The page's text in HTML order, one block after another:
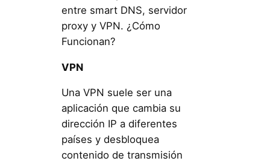
entre smart DNS, servidor
proxy y VPN. ¿Cómo
Funcionan?
VPN
Una VPN suele ser una
aplicación que cambia su
dirección IP a diferentes
países y desbloquea
contenido de transmisión